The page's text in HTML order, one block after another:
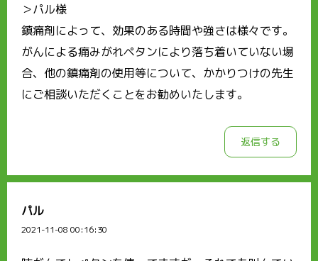
＞パル様
鎮痛剤によって、効果のある時間や強さは様々です。
がんによる痛みがれペタンにより落ち着いていない場
合、他の鎮痛剤の使用等について、かかりつけの先生
にご相談いただくことをお勧めいたします。
返信する
パル
2021-11-08 00:16:30